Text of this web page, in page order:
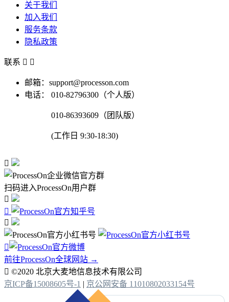
关于我们
加入我们
服务条款
隐私政策
联系  
邮箱：support@processon.com
电话：
010-82796300（个人版）
010-86393609（团队版）
(工作日 9:30-18:30)

扫码进入ProcessOn用户群




前往ProcessOn全球网站 →
 ©2020 北京大麦地信息技术有限公司
京ICP备15008605号-1 | 京公网安备 11010802033154号